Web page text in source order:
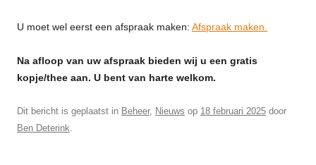
U moet wel eerst een afspraak maken: Afspraak maken.
Na afloop van uw afspraak bieden wij u een gratis
kopje/thee aan. U bent van harte welkom.
Dit bericht is geplaatst in Beheer, Nieuws op 18 februari 2025 door
Ben Deterink.